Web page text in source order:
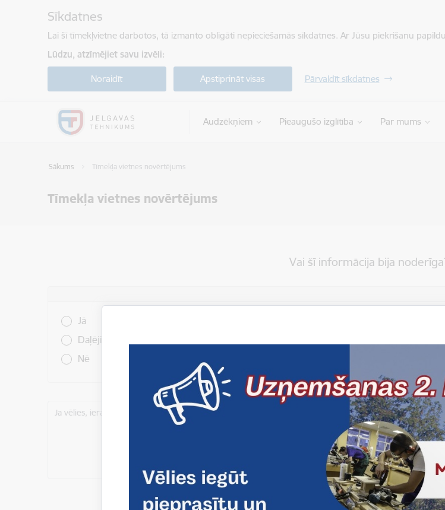
Sīkdatnes
Lai šī tīmekļvietne darbotos, tā izmanto obligāti nepieciešamās sīkdatnes. Ar Jūsu piekrišanu
Lūdzu, atzīmējiet savu izvēli:
Noraidīt Apstiprināt visas Pārvaldīt sīkdatnes
Audzēkņiem Pieaugušo izglītība Par mums
Sākums Tīmekļa vietnes novērtējums
Tīmekļa vietnes novērtējums
Vai šī informācija bija
Jā
Daļēji
Nē
Ja vēlies, ieraksti šeit komentāru
Vēlos atstāt savu e-pastu saziņai